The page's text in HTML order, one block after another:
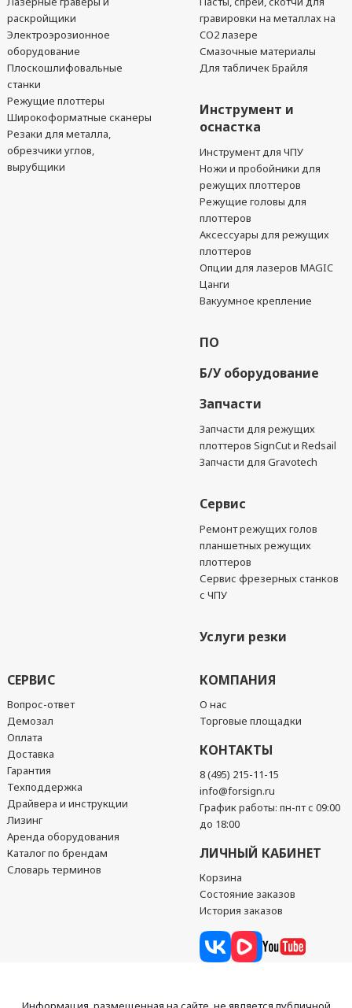
раскройщики
Электроэрозионное
оборудование
Плоскошлифовальные
станки
Режущие плоттеры
Широкоформатные сканеры
Резаки для металла,
обрезчики углов,
вырубщики
гравировки на металлах на
CO2 лазере
Смазочные материалы
Для табличек Брайля
Инструмент и
оснастка
Инструмент для ЧПУ
Ножи и пробойники для
режущих плоттеров
Режущие головы для
плоттеров
Аксессуары для режущих
плоттеров
Опции для лазеров MAGIC
Цанги
Вакуумное крепление
ПО
Б/У оборудование
Запчасти
Запчасти для режущих
плоттеров SignCut и Redsail
Запчасти для Gravotech
Сервис
Ремонт режущих голов
планшетных режущих
плоттеров
Сервис фрезерных станков
с ЧПУ
Услуги резки
СЕРВИС
Вопрос-ответ
Демозал
Оплата
Доставка
Гарантия
Техподдержка
Драйвера и инструкции
Лизинг
Аренда оборудования
Каталог по брендам
Словарь терминов
КОМПАНИЯ
О нас
Торговые площадки
КОНТАКТЫ
8 (495) 215-11-15
info@forsign.ru
График работы: пн-пт с 09:00
до 18:00
ЛИЧНЫЙ КАБИНЕТ
Корзина
Состояние заказов
История заказов